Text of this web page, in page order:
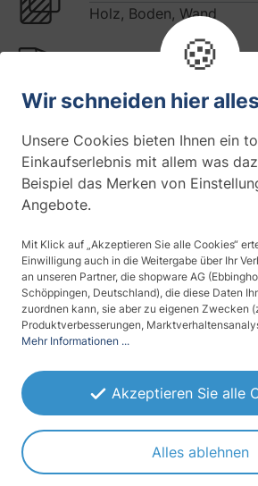
Holz, Boden, Wand
Farbe
10 Jahre (Innenmontage)
Maserung
Stein
Materialdicke
stark (> 150 µm)
Montageseite
Innenmontage
Temperaturbeständig
Erscheinungsbild
seidenmatt
🍪
Wir schneiden hier
Unsere Cookies bieten Ihnen ein
Einkaufserlebnis mit allem was
Beispiel das Merken von
Angebote.
Mit Klick auf „Akzeptieren Sie alle Cookies“
Einwilligung auch in die Weitergabe über Ihr
an unseren Partner, die shopware AG
Schöppingen, Deutschland), die diese Daten
zuordnen kann, sie aber zu eigenen Zwecken
Produktverbesserungen,
Mehr Informationen ...
Akzeptieren Sie alle
Alles ablehnen